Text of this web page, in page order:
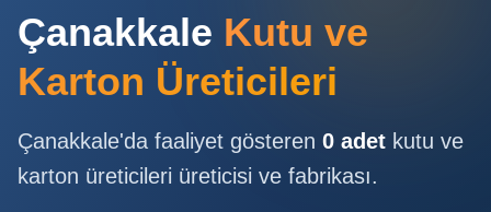
Giriş
Yap
Ol
Sayfa
Çanakkale Kutu ve
Karton Üreticileri
Çanakkale'da faaliyet gösteren 0 adet kutu ve
karton üreticileri üreticisi ve fabrikası.